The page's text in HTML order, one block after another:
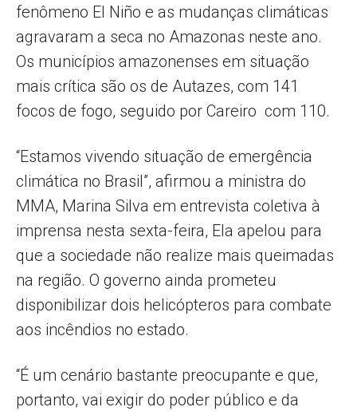
fenômeno El Niño e as mudanças climáticas
agravaram a seca no Amazonas neste ano.
Os municípios amazonenses em situação
mais crítica são os de Autazes, com 141
focos de fogo, seguido por Careiro com 110.
“Estamos vivendo situação de emergência
climática no Brasil”, afirmou a ministra do
MMA, Marina Silva em entrevista coletiva à
imprensa nesta sexta-feira, Ela apelou para
que a sociedade não realize mais queimadas
na região. O governo ainda prometeu
disponibilizar dois helicópteros para combate
aos incêndios no estado.
“É um cenário bastante preocupante e que,
portanto, vai exigir do poder público e da